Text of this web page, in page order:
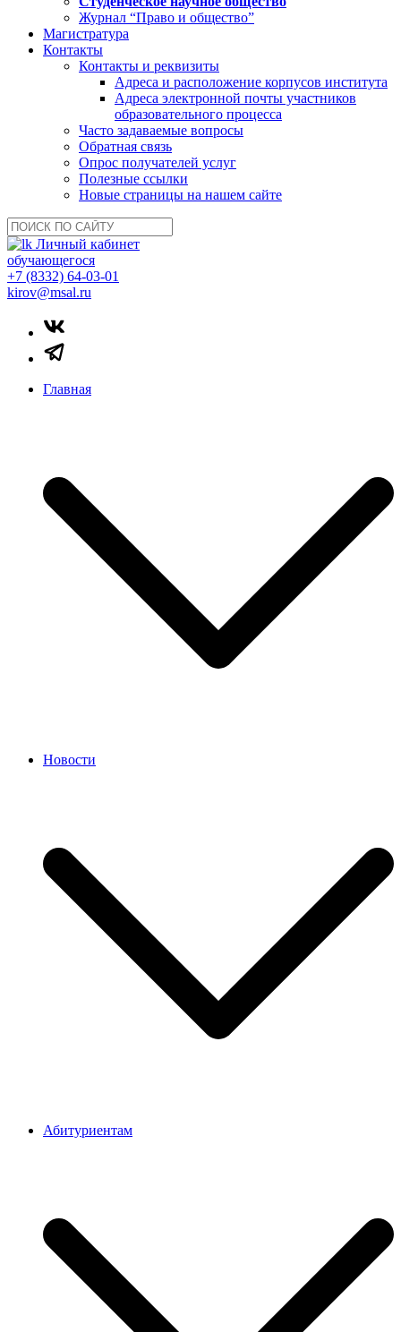
Журнал “Право и общество”
Магистратура
Контакты
Контакты и реквизиты
Адреса и расположение корпусов института
Адреса электронной почты участников
образовательного процесса
Часто задаваемые вопросы
Обратная связь
Опрос получателей услуг
Полезные ссылки
Новые страницы на нашем сайте
Личный кабинет
обучающегося
+7 (8332) 64-03-01
kirov@msal.ru
Главная
Новости
Абитуриентам